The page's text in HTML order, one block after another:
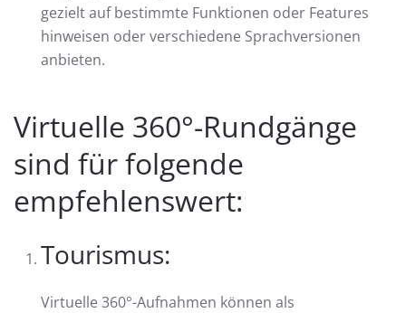
gezielt auf bestimmte Funktionen oder Features
hinweisen oder verschiedene Sprachversionen
anbieten.
Virtuelle 360°-Rundgänge
sind für folgende
empfehlenswert:
Tourismus:
Virtuelle 360°-Aufnahmen können als